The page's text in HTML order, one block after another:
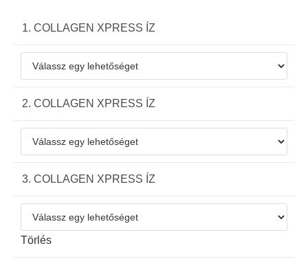
1. COLLAGEN XPRESS ÍZ
2. COLLAGEN XPRESS ÍZ
3. COLLAGEN XPRESS ÍZ
Törlés